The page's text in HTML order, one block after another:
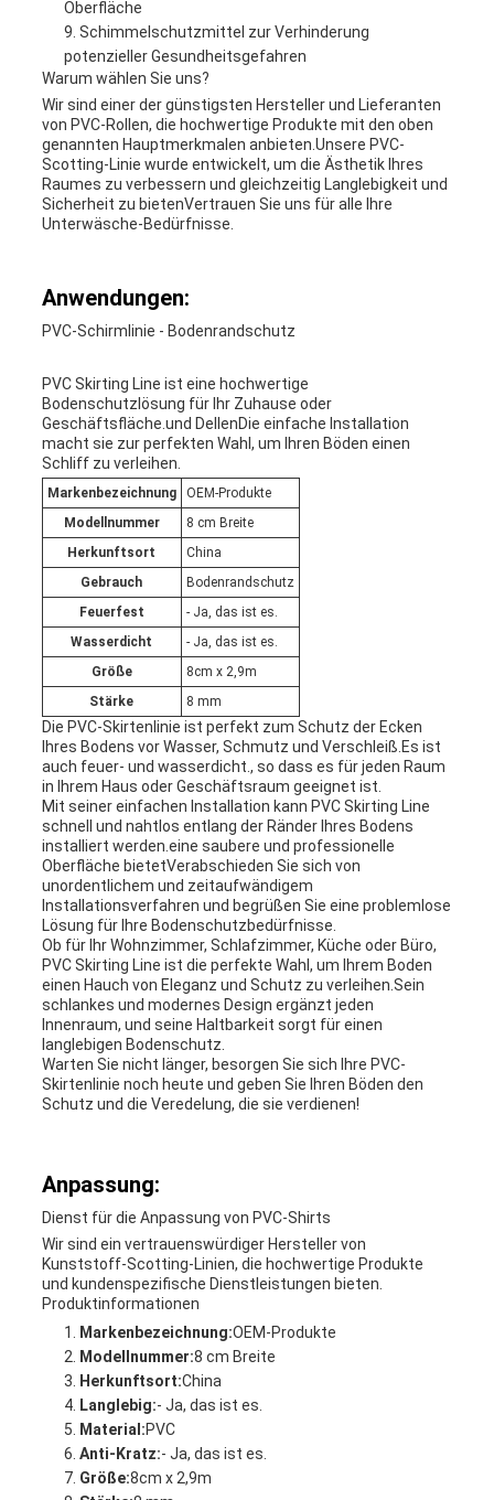
Oberfläche
Schimmelschutzmittel zur Verhinderung
potenzieller Gesundheitsgefahren
Warum wählen Sie uns?
Wir sind einer der günstigsten Hersteller und Lieferanten
von PVC-Rollen, die hochwertige Produkte mit den oben
genannten Hauptmerkmalen anbieten.Unsere PVC-
Scotting-Linie wurde entwickelt, um die Ästhetik Ihres
Raumes zu verbessern und gleichzeitig Langlebigkeit und
Sicherheit zu bietenVertrauen Sie uns für alle Ihre
Unterwäsche-Bedürfnisse.
Anwendungen:
PVC-Schirmlinie - Bodenrandschutz
PVC Skirting Line ist eine hochwertige
Bodenschutzlösung für Ihr Zuhause oder
Geschäftsfläche.und DellenDie einfache Installation
macht sie zur perfekten Wahl, um Ihren Böden einen
Schliff zu verleihen.
Markenbezeichnung
OEM-Produkte
Modellnummer
8 cm Breite
Herkunftsort
China
Gebrauch
Bodenrandschutz
Feuerfest
- Ja, das ist es.
Wasserdicht
- Ja, das ist es.
Größe
8cm x 2,9m
Stärke
8 mm
Die PVC-Skirtenlinie ist perfekt zum Schutz der Ecken
Ihres Bodens vor Wasser, Schmutz und Verschleiß.Es ist
auch feuer- und wasserdicht., so dass es für jeden Raum
in Ihrem Haus oder Geschäftsraum geeignet ist.
Mit seiner einfachen Installation kann PVC Skirting Line
schnell und nahtlos entlang der Ränder Ihres Bodens
installiert werden.eine saubere und professionelle
Oberfläche bietetVerabschieden Sie sich von
unordentlichem und zeitaufwändigem
Installationsverfahren und begrüßen Sie eine problemlose
Lösung für Ihre Bodenschutzbedürfnisse.
Ob für Ihr Wohnzimmer, Schlafzimmer, Küche oder Büro,
PVC Skirting Line ist die perfekte Wahl, um Ihrem Boden
einen Hauch von Eleganz und Schutz zu verleihen.Sein
schlankes und modernes Design ergänzt jeden
Innenraum, und seine Haltbarkeit sorgt für einen
langlebigen Bodenschutz.
Warten Sie nicht länger, besorgen Sie sich Ihre PVC-
Skirtenlinie noch heute und geben Sie Ihren Böden den
Schutz und die Veredelung, die sie verdienen!
Anpassung:
Dienst für die Anpassung von PVC-Shirts
Wir sind ein vertrauenswürdiger Hersteller von
Kunststoff-Scotting-Linien, die hochwertige Produkte
und kundenspezifische Dienstleistungen bieten.
Produktinformationen
Markenbezeichnung:OEM-Produkte
Modellnummer:8 cm Breite
Herkunftsort:China
Langlebig:- Ja, das ist es.
Material:PVC
Anti-Kratz:- Ja, das ist es.
Größe:8cm x 2,9m